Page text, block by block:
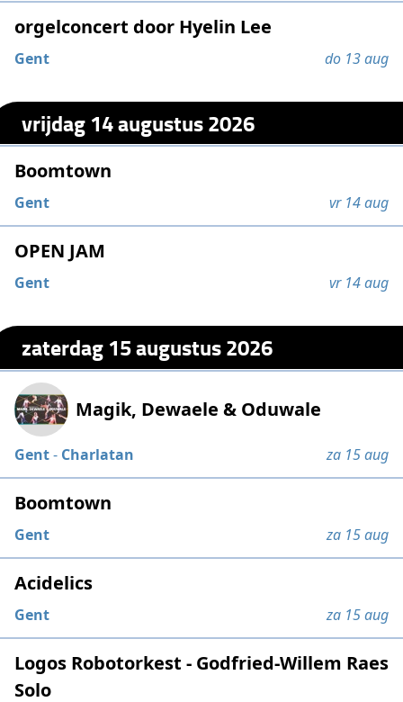
orgelconcert door Hyelin Lee
Gent do 13 aug
vrijdag 14 augustus 2026
Boomtown
Gent vr 14 aug
OPEN JAM
Gent vr 14 aug
zaterdag 15 augustus 2026
Magik, Dewaele & Oduwale
Gent- Charlatan za 15 aug
Boomtown
Gent za 15 aug
Acidelics
Gent za 15 aug
Logos Robotorkest - Godfried-Willem Raes
Solo